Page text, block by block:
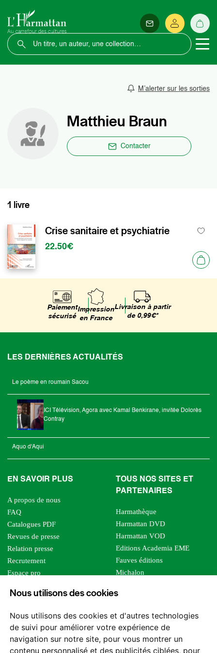
Nous utilisons des cookies
Nous utilisons des cookies et d'autres technologies
de suivi pour améliorer votre expérience de
navigation sur notre site, pour vous montrer un
contenu personnalisé et des publicités ciblées, pour
M’alerter sur les sorties
Matthieu Braun
Contacter
1 livre
Crise sanitaire et psychiatrie
22.50€
Paiement
sécurisé
Impression
en France
Livraison à partir
de 0,99€*
LES DERNIÈRES ACTUALITÉS
Le poème en roumain Sacou
ICI Télévision, Agora avec Kamal Benkirane, invitée Dolorès
Contray
Aquo d'Aqui
EN SAVOIR PLUS
A propos de nous
FAQ
Catalogues PDF
Revues de presse
Relation presse
Recrutement
Espace pro
Foreign rights
TOUS NOS SITES ET
PARTENAIRES
Harmathèque
Harmattan DVD
Harmattan VOD
Editions Academia EME
Fauves éditions
Michalon
Editions Sutton
Les impliqués
Tous les éditeurs